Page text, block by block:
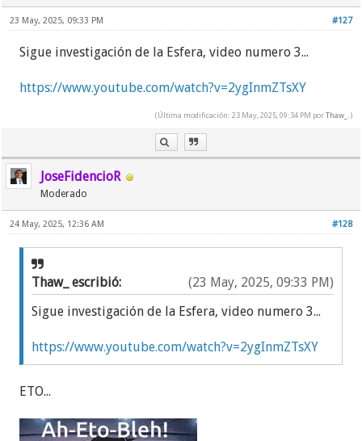
#127
23 May, 2025, 09:33 PM
Sigue investigación de la Esfera, video numero 3...
https://www.youtube.com/watch?v=2ygInmZTsXY
(Última modificación: 23 May, 2025, 09:34 PM porThaw_ .)
JoseFidencioR
Moderado
#128
24 May, 2025, 12:36 AM
(23 May, 2025, 09:33 PM)
Thaw_ escribió:
Sigue investigación de la Esfera, video numero 3...
https://www.youtube.com/watch?v=2ygInmZTsXY
ETO...